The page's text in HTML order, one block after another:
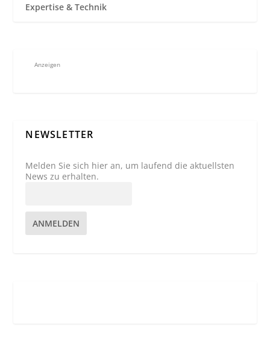
Expertise & Technik
Anzeigen
NEWSLETTER
Melden Sie sich hier an, um laufend die aktuellsten
News zu erhalten.
ANMELDEN